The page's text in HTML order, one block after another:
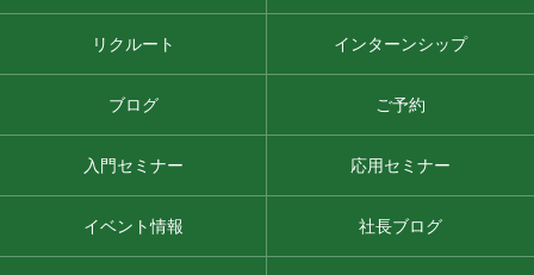
リクルート インターンシップ
ブログ ご予約
入門セミナー 応用セミナー
イベント情報 社長ブログ